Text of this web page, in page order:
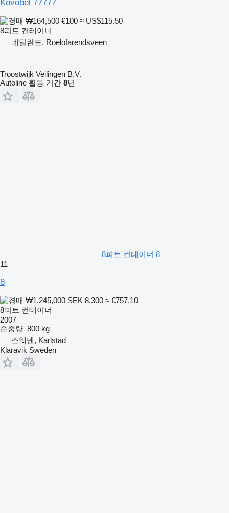
Kovobel 77777
₩164,500 €100 ≈ US$115.50
8피트 컨테이너
네덜란드, Roelofarendsveen
Troostwijk Veilingen B.V.
Autoline 활동 기간 8년
8피트 컨테이너 8
11
8
₩1,245,000 SEK 8,300 ≈ €757.10
8피트 컨테이너
2007
순중량 800 kg
스웨덴, Karlstad
Klaravik Sweden